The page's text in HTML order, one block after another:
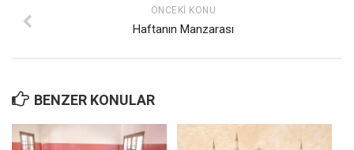
ÖNCEKI KONU
Haftanın Manzarası
BENZER KONULAR